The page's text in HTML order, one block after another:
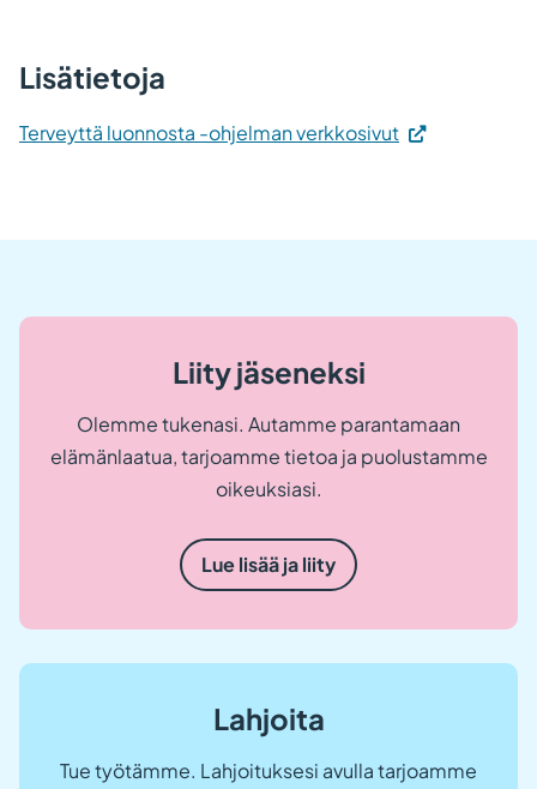
Lisätietoja
Terveyttä luonnosta -ohjelman verkkosivut(Vieraile
välilehteen.)
Liity jäseneksi
Olemme tukenasi. Autamme parantamaan
elämänlaatua, tarjoamme tietoa ja puolustamme
oikeuksiasi.
Lue lisää ja liity
Lahjoita
Tue työtämme. Lahjoituksesi avulla tarjoamme